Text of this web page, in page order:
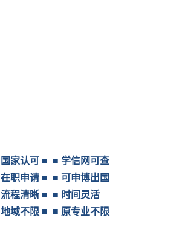
国家认可 ■ ■ 学信网可查
在职申请 ■ ■ 可申博出国
流程清晰 ■ ■ 时间灵活
地域不限 ■ ■ 原专业不限